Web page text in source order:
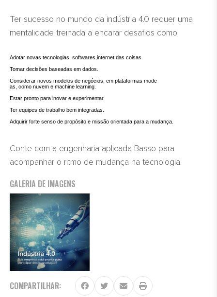
Ter sucesso no mundo da indústria 4.0 requer uma
mentalidade treinada a encarar desafios como:
Adotar novas tecnologias: softwares,internet das coisas.
Tomar decisões baseadas em dados.
Considerar novos modelos de negócios, em plataformas mode
as, como nuvem e machine learning.
Estar pronto para inovar e experimentar.
Ter equipes de trabalho bem integradas.
Adquirir forte senso de propósito e missão orientada para a mudança.
Conte com a engenharia aplicada Basso para
acompanhar o ritmo de mudança na tecnologia.
GALERIA DE IMAGENS
COMPARTILHAR: